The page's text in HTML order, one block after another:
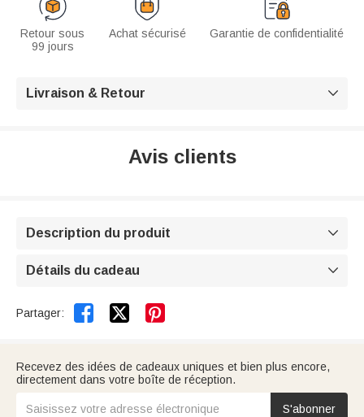
Retour sous
99 jours
Achat sécurisé Garantie de confidentialité
Livraison & Retour 
Avis clients
Description du produit 
Détails du cadeau 
Partager:  
Recevez des idées de cadeaux uniques et bien plus encore,
directement dans votre boîte de réception.
S'abonner